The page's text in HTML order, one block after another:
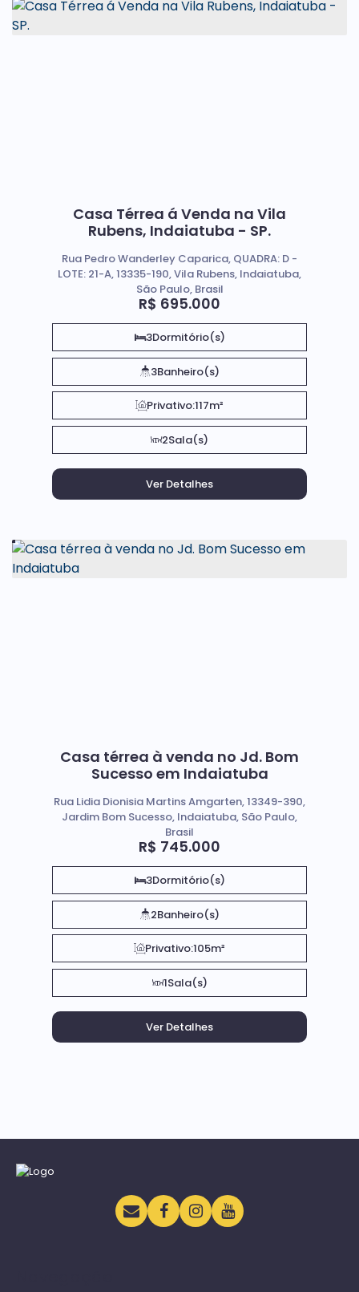
Casa Térrea á Venda na Vila
Rubens, Indaiatuba - SP.
R$ 695.000
Rua Pedro Wanderley Caparica, QUADRA: D -
LOTE: 21-A, 13335-190, Vila Rubens, Indaiatuba,
São Paulo, Brasil
3Dormitório(s)
3Banheiro(s)
Privativo:117m²
2Sala(s)
Casa térrea à venda no Jd. Bom
Sucesso em Indaiatuba
R$ 745.000
Rua Lidia Dionisia Martins Amgarten, 13349-390,
Jardim Bom Sucesso, Indaiatuba, São Paulo,
Brasil
3Dormitório(s)
2Banheiro(s)
Privativo:105m²
1Sala(s)